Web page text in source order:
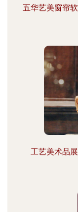
五华艺美窗帘
工艺美术品